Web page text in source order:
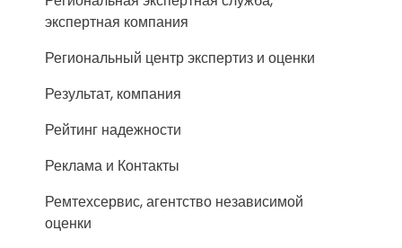
экспертная компания
Региональный центр экспертиз и оценки
Результат, компания
Рейтинг надежности
Реклама и Контакты
Ремтехсервис, агентство независимой
оценки